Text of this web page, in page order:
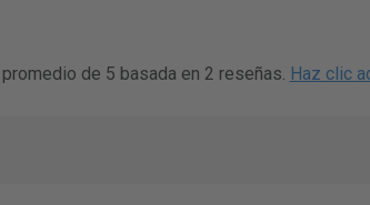
de 5 basada en 2 reseñas. Haz clic